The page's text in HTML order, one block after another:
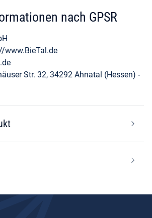
nach GPSR
www.BieTal.de
Str. 32, 34292 Ahnatal (Hessen) -